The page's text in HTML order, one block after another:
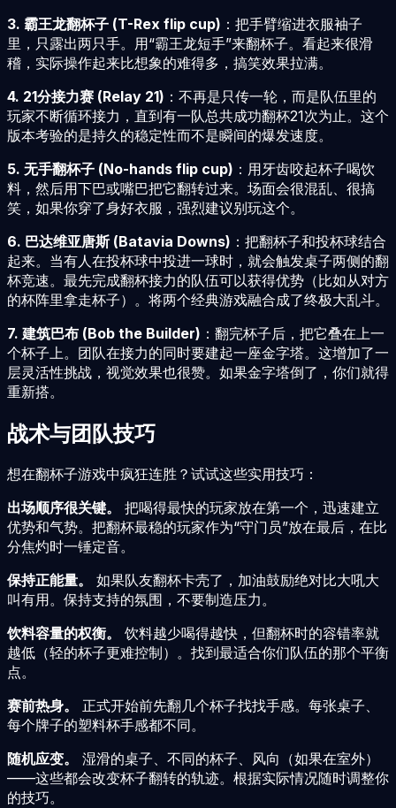
3. 霸王龙翻杯子 (T-Rex flip cup) ：把手臂缩进衣服袖子
里，只露出两只手。用“霸王龙短手”来翻杯子。看起来很滑
稽，实际操作起来比想象的难得多，搞笑效果拉满。
4. 21分接力赛 (Relay 21) ：不再是只传一轮，而是队伍里的
玩家不断循环接力，直到有一队总共成功翻杯21次为止。这个
版本考验的是持久的稳定性而不是瞬间的爆发速度。
5. 无手翻杯子 (No-hands flip cup) ：用牙齿咬起杯子喝饮
料，然后用下巴或嘴巴把它翻转过来。场面会很混乱、很搞
笑，如果你穿了身好衣服，强烈建议别玩这个。
6. 巴达维亚唐斯 (Batavia Downs) ：把翻杯子和投杯球结合
起来。当有人在投杯球中投进一球时，就会触发桌子两侧的翻
杯竞速。最先完成翻杯接力的队伍可以获得优势（比如从对方
的杯阵里拿走杯子）。将两个经典游戏融合成了终极大乱斗。
7. 建筑巴布 (Bob the Builder) ：翻完杯子后，把它叠在上一
个杯子上。团队在接力的同时要建起一座金字塔。这增加了一
层灵活性挑战，视觉效果也很赞。如果金字塔倒了，你们就得
重新搭。
战术与团队技巧
想在翻杯子游戏中疯狂连胜？试试这些实用技巧：
出场顺序很关键。
把喝得最快的玩家放在第一个，迅速建立
优势和气势。把翻杯最稳的玩家作为“守门员”放在最后，在比
分焦灼时一锤定音。
保持正能量。
如果队友翻杯卡壳了，加油鼓励绝对比大吼大
叫有用。保持支持的氛围，不要制造压力。
饮料容量的权衡。
饮料越少喝得越快，但翻杯时的容错率就
越低（轻的杯子更难控制）。找到最适合你们队伍的那个平衡
点。
赛前热身。
正式开始前先翻几个杯子找找手感。每张桌子、
每个牌子的塑料杯手感都不同。
随机应变。
湿滑的桌子、不同的杯子、风向（如果在室外）
——这些都会改变杯子翻转的轨迹。根据实际情况随时调整你
的技巧。